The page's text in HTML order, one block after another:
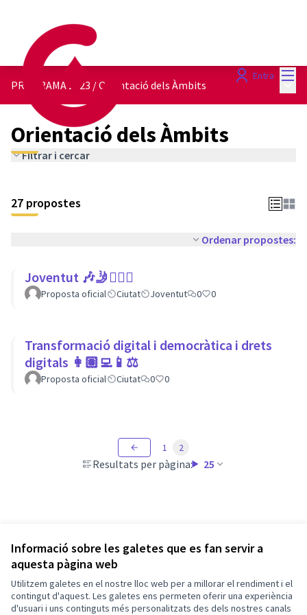
Informació sobre les galetes que es fan servir a
aquesta pàgina web
Utilitzem galetes en el nostre lloc web per a millorar el rendiment i el
contingut d'aquest. Les galetes ens permeten oferir una experiència
d'usuari i uns continguts més personalitzats des dels nostres canals
Entra
PROGRAMA 2023 /Orientació dels Àmbits
Orientació dels Àmbits
Filtrar i cercar
27 propostes
Ordenar propostes:
Joventut 🎶🤳🙇🏽‍♀
Proposta oficial Ciutat Joventut 0 0
Transformació digital i democràtica i drets
digitals 👩🏽‍💻📱⚖
Proposta oficial Ciutat 0 0
Resultats per pàgina: 25
1 2